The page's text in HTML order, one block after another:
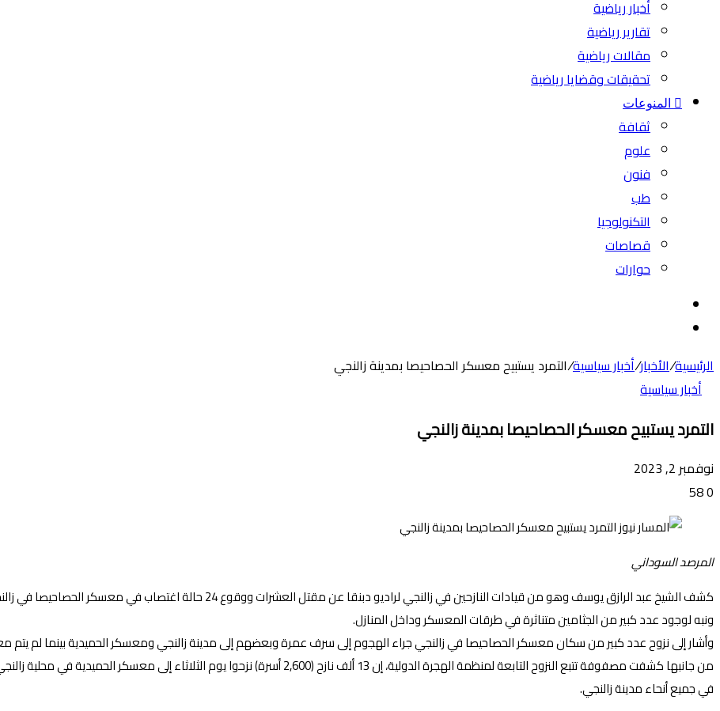
أخبار رياضية
تقارير رياضية
مقالات رياضية
تحقيقات وقضايا رياضية
المنوعات
ثقافة
علوم
فنون
طب
التكنولوجيا
قصاصات
حوارات
الرئيسية/الأخبار/أخبار سياسية/التمرد يستبيح معسكر الحصاحيصا بمدينة زالنجي
أخبار سياسية
التمرد يستبيح معسكر الحصاحيصا بمدينة زالنجي
نوفمبر 2, 2023
0
المرصد السوداني
كشف الشيخ عبد الرازق يوسف وهو من قيادات النازحين في زالنجي لراديو دبنقا
ونبه لوجود عدد كبير من الجثامين متناثرة في طرقات المعسكر وداخل المنازل.
وأشار إلى نزوح عدد كبير من سكان معسكر الحصاحيصا في زالنجي جراء الهجوم إلى سرف عمرة وبعضهم إلى مدينة زالنجي ومعسكر الحميدية بينما لم يتم
في جميع أنحاء مدينة زالنجي.